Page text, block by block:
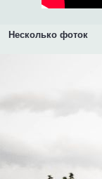
Несколько фоток